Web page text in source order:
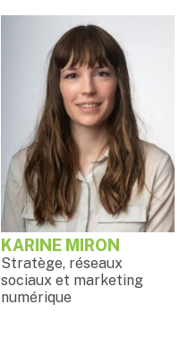
KARINE MIRON
Stratège, réseaux
sociaux et marketing
numérique